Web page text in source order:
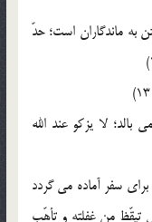
ماندگاران است؛ حدّ
لا يزکو عند الله
سفر آماده مي گردد
من غفلته و تأهّب